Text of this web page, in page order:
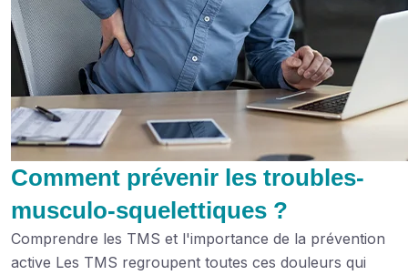
Comment prévenir les troubles-
musculo-squelettiques ?
Comprendre les TMS et l'importance de la prévention
active Les TMS regroupent toutes ces douleurs qui